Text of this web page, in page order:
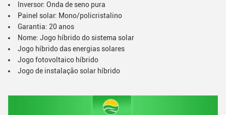
Inversor: Onda de seno pura
Painel solar: Mono/policristalino
Garantia: 20 anos
Nome: Jogo híbrido do sistema solar
Jogo híbrido das energias solares
Jogo fotovoltaico híbrido
Jogo de instalação solar híbrido